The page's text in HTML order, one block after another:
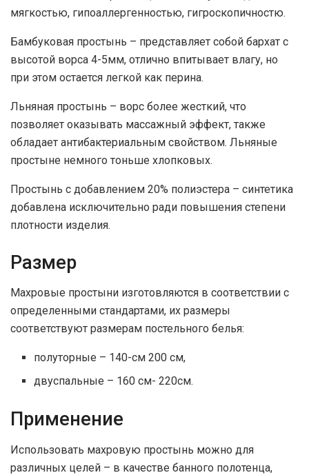
мягкостью, гипоаллергенностью, гигроскопичностю.
Бамбуковая простынь – представляет собой бархат с
высотой ворса 4-5мм, отлично впитывает влагу, но
при этом остается легкой как перина.
Льняная простынь – ворс более жесткий, что
позволяет оказывать массажный эффект, также
обладает антибактериальным свойством. Льняные
простыне немного тоньше хлопковых.
Простынь с добавлением 20% полиэстера – синтетика
добавлена исключительно ради повышения степени
плотности изделия.
Размер
Махровые простыни изготовляются в соответствии с
определенными стандартами, их размеры
соответствуют размерам постельного белья:
полуторные – 140-см 200 см,
двуспальные – 160 см- 220см.
Применение
Использовать махровую простынь можно для
различных целей – в качестве банного полотенца,